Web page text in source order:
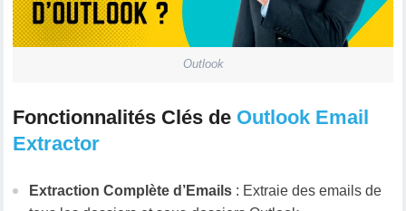
Outlook
Fonctionnalités Clés de Outlook Email
Extractor
Extraction Complète d’Emails : Extraie des emails de